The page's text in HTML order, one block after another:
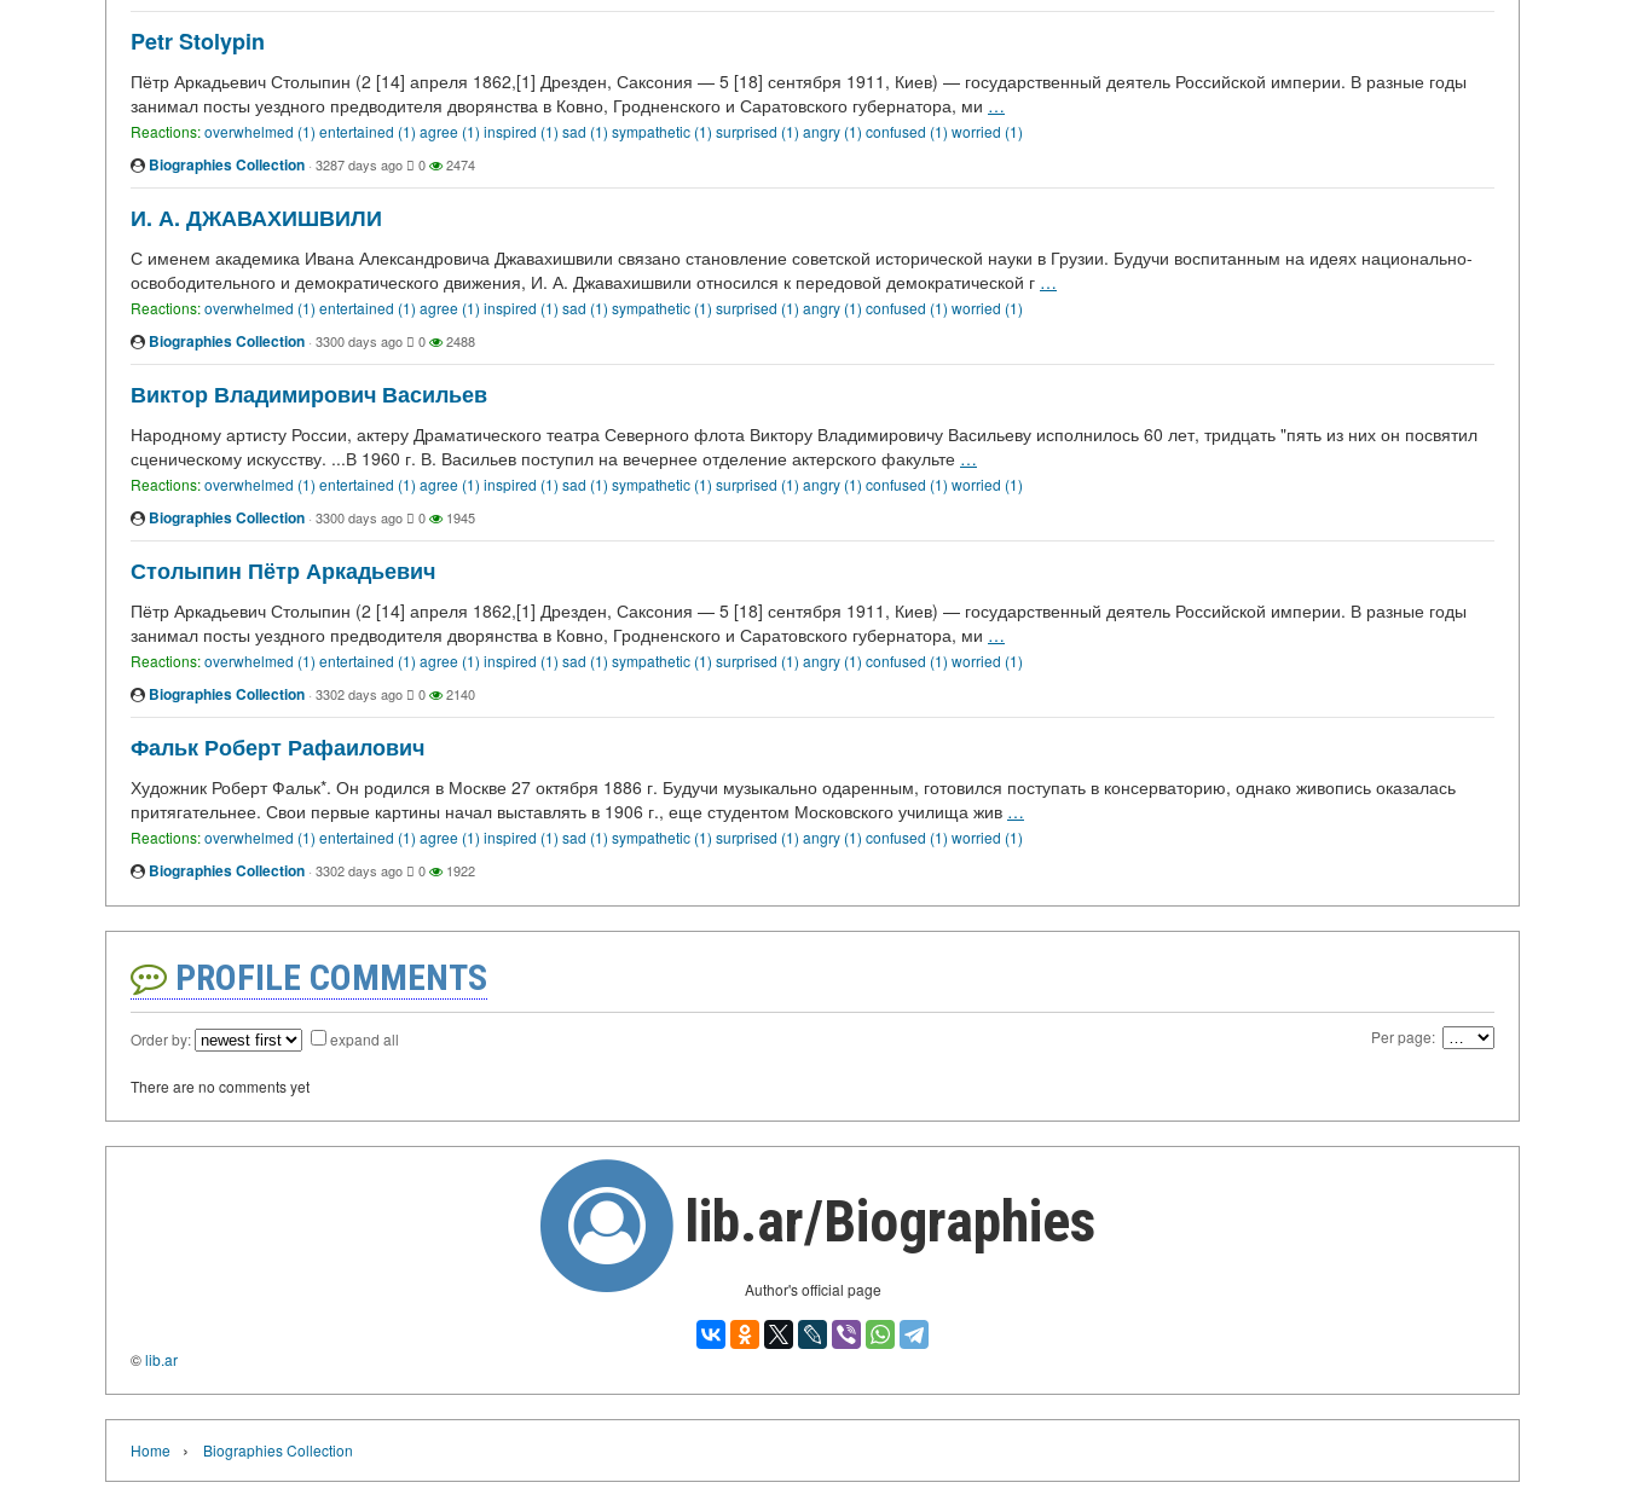
Petr Stolypin
Пётр Аркадьевич Столыпин (2 [14] апреля 1862,[1] Дрезден, Саксония — 5 [18] сентября 1911, Киев) — государственный деятель Российской империи. В разные годы
занимал посты уездного предводителя дворянства в Ковно, Гродненского и Саратовского губернатора, ми …
Reactions:overwhelmed (1) entertained (1) agree (1) inspired (1) sad (1) sympathetic (1) surprised (1) angry (1) confused (1) worried (1)
Biographies Collection · 3287 days ago 0 2474
И. А. ДЖАВАХИШВИЛИ
С именем академика Ивана Александровича Джавахишвили связано становление советской исторической науки в Грузии. Будучи воспитанным на идеях национально-
освободительного и демократического движения, И. А. Джавахишвили относился к передовой демократической г …
Reactions:overwhelmed (1) entertained (1) agree (1) inspired (1) sad (1) sympathetic (1) surprised (1) angry (1) confused (1) worried (1)
Biographies Collection · 3300 days ago 0 2488
Виктор Владимирович Васильев
Народному артисту России, актеру Драматического театра Северного флота Виктору Владимировичу Васильеву исполнилось 60 лет, тридцать "пять из них он посвятил
сценическому искусству. ...В 1960 г. В. Васильев поступил на вечернее отделение актерского факульте …
Reactions:overwhelmed (1) entertained (1) agree (1) inspired (1) sad (1) sympathetic (1) surprised (1) angry (1) confused (1) worried (1)
Biographies Collection · 3300 days ago 0 1945
Столыпин Пётр Аркадьевич
Пётр Аркадьевич Столыпин (2 [14] апреля 1862,[1] Дрезден, Саксония — 5 [18] сентября 1911, Киев) — государственный деятель Российской империи. В разные годы
занимал посты уездного предводителя дворянства в Ковно, Гродненского и Саратовского губернатора, ми …
Reactions:overwhelmed (1) entertained (1) agree (1) inspired (1) sad (1) sympathetic (1) surprised (1) angry (1) confused (1) worried (1)
Biographies Collection · 3302 days ago 0 2140
Фальк Роберт Рафаилович
Художник Роберт Фальк*. Он родился в Москве 27 октября 1886 г. Будучи музыкально одаренным, готовился поступать в консерваторию, однако живопись оказалась
притягательнее. Свои первые картины начал выставлять в 1906 г., еще студентом Московского училища жив …
Reactions:overwhelmed (1) entertained (1) agree (1) inspired (1) sad (1) sympathetic (1) surprised (1) angry (1) confused (1) worried (1)
Biographies Collection · 3302 days ago 0 1922
PROFILE COMMENTS
Order by: expand all Per page:
There are no comments yet
lib.ar/Biographies
Author's official page
©lib.ar
Home › Biographies Collection